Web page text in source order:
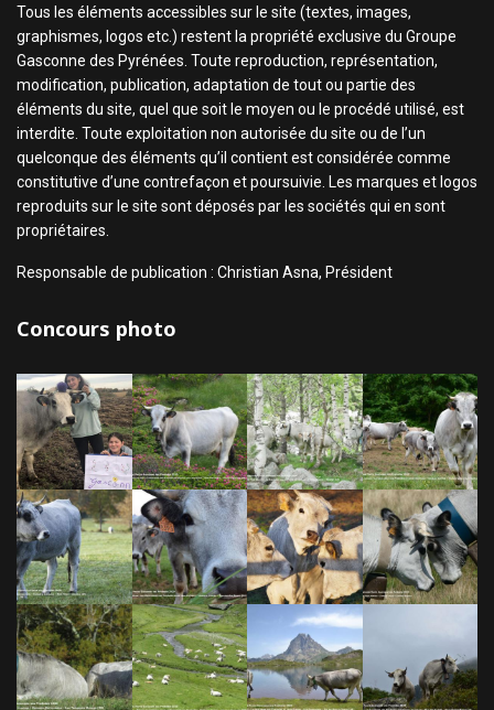
Tous les éléments accessibles sur le site (textes, images,
graphismes, logos etc.) restent la propriété exclusive du Groupe
Gasconne des Pyrénées. Toute reproduction, représentation,
modification, publication, adaptation de tout ou partie des
éléments du site, quel que soit le moyen ou le procédé utilisé, est
interdite. Toute exploitation non autorisée du site ou de l’un
quelconque des éléments qu’il contient est considérée comme
constitutive d’une contrefaçon et poursuivie. Les marques et logos
reproduits sur le site sont déposés par les sociétés qui en sont
propriétaires.
Responsable de publication : Christian Asna, Président
Concours photo